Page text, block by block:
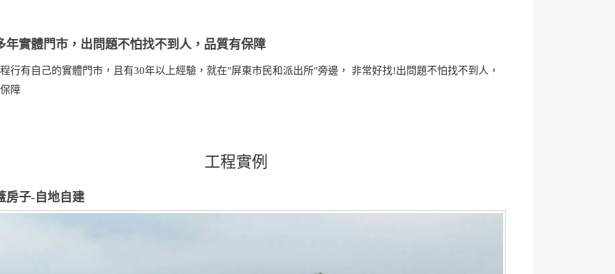
年實體門市，出問題不怕找不到人，品質有保障
行有自己的實體門市，且有30年以上經驗，就在"屏東市民和派出所"旁邊， 非常好找!出問題不怕找不到人，
障
工程實例
房子-自地自建